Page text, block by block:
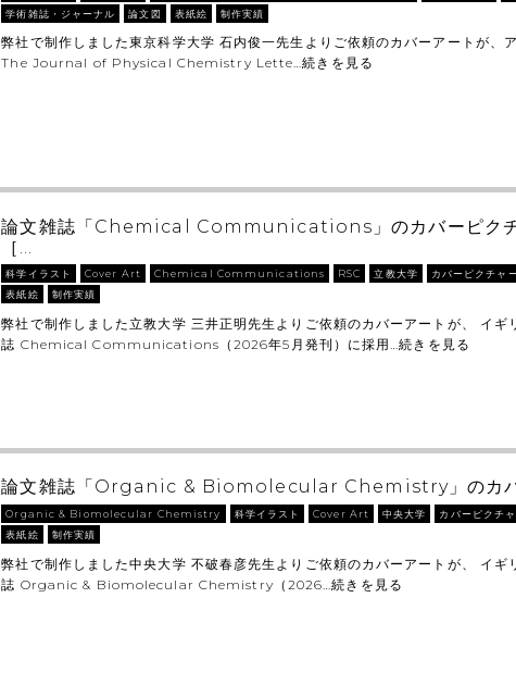
学術雑誌・ジャーナル
論文図 表紙絵 制作実績
弊社で制作しました東京科学大学 石内俊一先生よりご依頼のカバーアートが、
The Journal of Physical Chemistry Lette…続きを見る
論文雑誌「Chemical Communications」のカバーピクチ
［…
科学イラスト Cover Art Chemical Communications RSC 立教大学 カバーピクチャ
表紙絵
制作実績
弊社で制作しました立教大学 三井正明先生よりご依頼のカバーアートが、 イギ
誌 Chemical Communications（2026年5月発刊）に採用…続きを見る
論文雑誌「Organic & Biomolecular Chemistry」のカ
Organic & Biomolecular Chemistry 科学イラスト Cover Art 中央大学 カバーピクチ
表紙絵
制作実績
弊社で制作しました中央大学 不破春彦先生よりご依頼のカバーアートが、 イギ
誌 Organic & Biomolecular Chemistry（2026…続きを見る